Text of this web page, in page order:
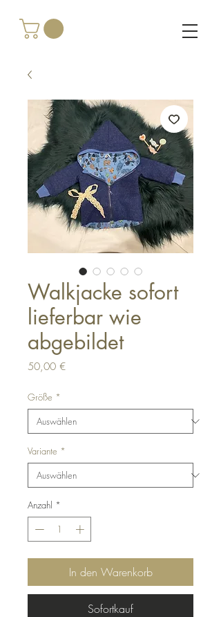
Walkjacke sofort
lieferbar wie
abgebildet
50,00 €Preis
Größe *
Variante *
Anzahl *
In den Warenkorb
Sofortkauf